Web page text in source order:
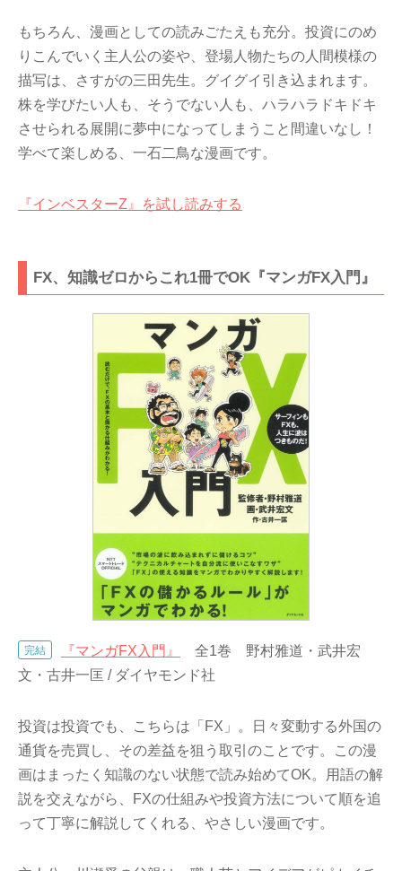
もちろん、漫画としての読みごたえも充分。投資にのめ
りこんでいく主人公の姿や、登場人物たちの人間模様の
描写は、さすがの三田先生。グイグイ引き込まれます。
株を学びたい人も、そうでない人も、ハラハラドキドキ
させられる展開に夢中になってしまうこと間違いなし！
学べて楽しめる、一石二鳥な漫画です。
『インベスターZ』を試し読みする
FX、知識ゼロからこれ1冊でOK『マンガFX入門』
完結 『マンガFX入門』
全1巻 野村雅道・武井宏
文・古井一匡 / ダイヤモンド社
投資は投資でも、こちらは「FX」。日々変動する外国の
通貨を売買し、その差益を狙う取引のことです。この漫
画はまったく知識のない状態で読み始めてOK。用語の解
説を交えながら、FXの仕組みや投資方法について順を追
って丁寧に解説してくれる、やさしい漫画です。